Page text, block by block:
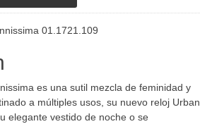
Reloj Wenger Urban Donnissima 01.1721.109
es una sutil mezcla de feminidad y
a múltiples usos, su nuevo reloj Urban
elegante vestido de noche o se